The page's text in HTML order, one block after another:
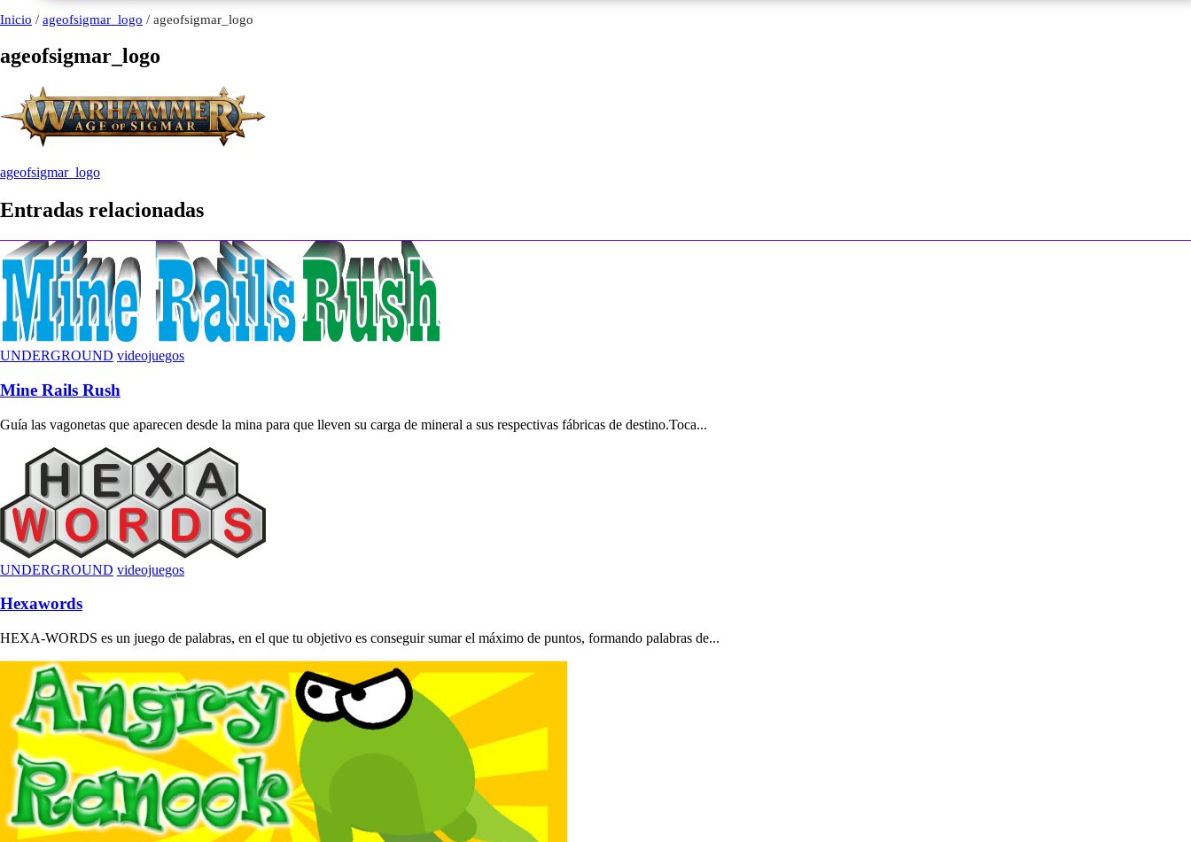
Inicio / ageofsigmar_logo / ageofsigmar_logo
ageofsigmar_logo
Navegación
de
entradas
ageofsigmar_logo
Entradas relacionadas
UNDERGROUND videojuegos
Mine Rails Rush
Guía las vagonetas que aparecen desde la mina para que lleven su carga de mineral a sus respectivas fábricas de destino.Toca...
UNDERGROUND videojuegos
Hexawords
HEXA-WORDS es un juego de palabras, en el que tu objetivo es conseguir sumar el máximo de puntos, formando palabras de...